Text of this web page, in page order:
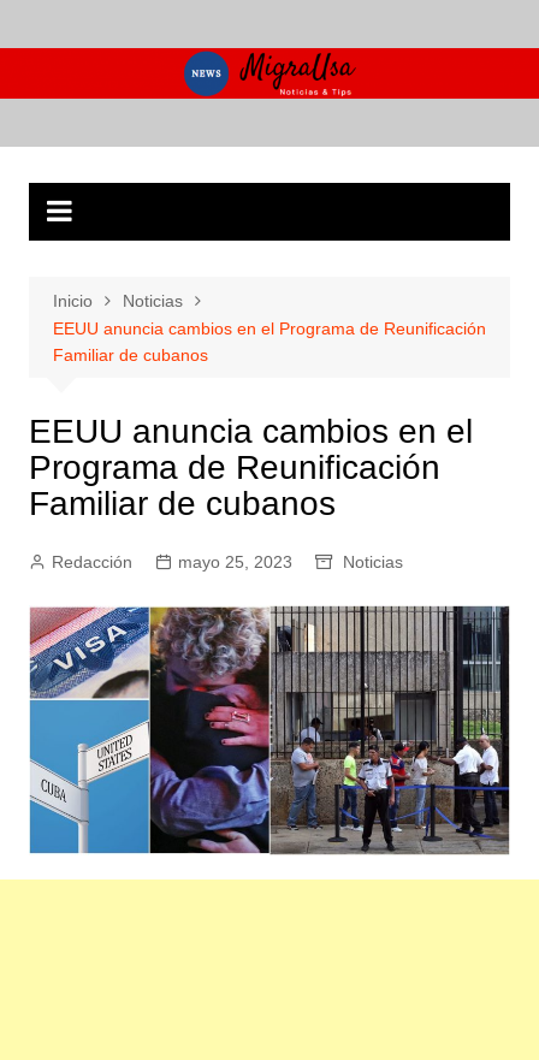
al
Inicio
Noticias
EEUU anuncia cambios en el Programa de Reunificación
Familiar de cubanos
EEUU anuncia cambios en el
Programa de Reunificación
Familiar de cubanos
Redacción mayo 25, 2023 Noticias